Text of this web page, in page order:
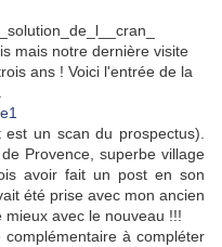
mais notre dernière visite
ans ! Voici l'entrée de la
un scan du prospectus).
Provence, superbe village
avoir fait un post en son
été prise avec mon ancien
avec le nouveau !!!
à compléter